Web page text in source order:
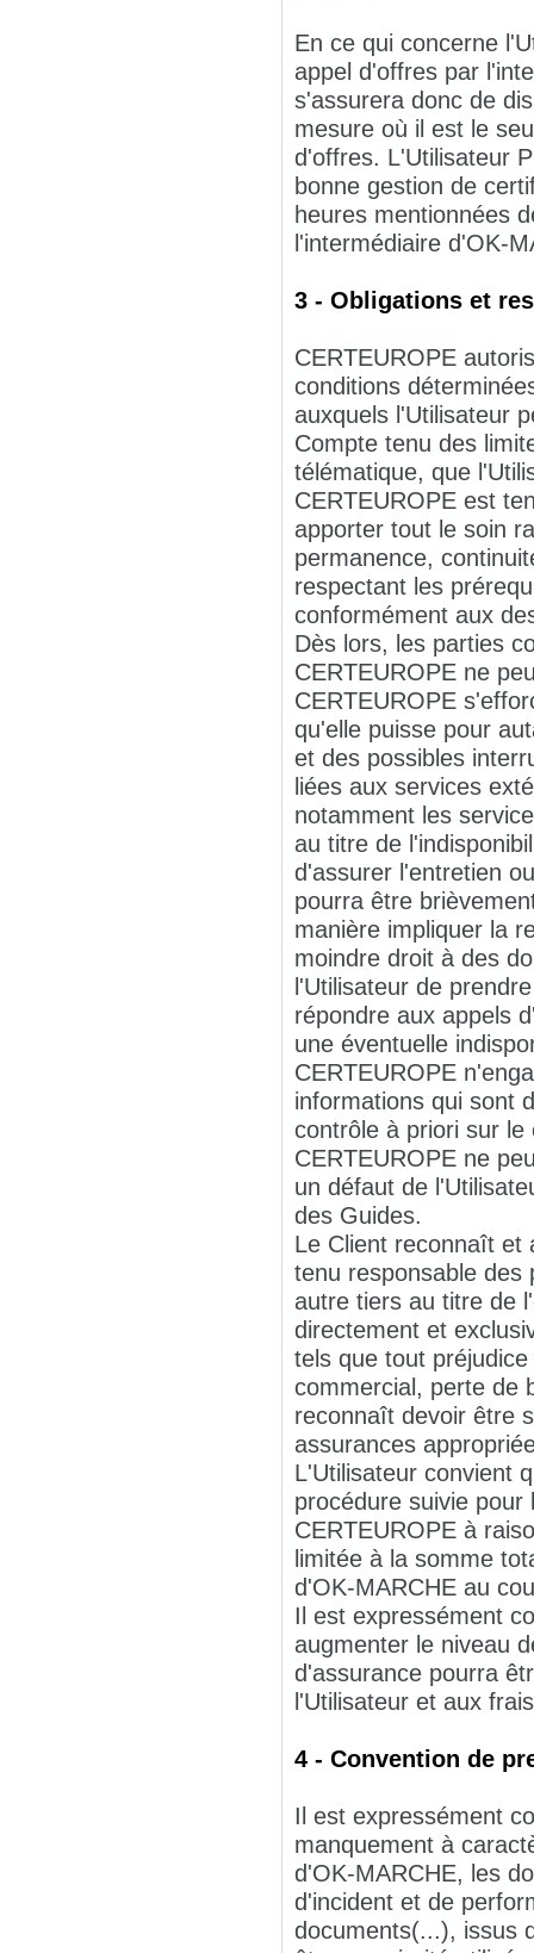
En ce qui concerne
appel d'offres par
s'assurera donc de
mesure où il est le
d'offres. L'Utilisateur
bonne gestion de
heures mentionnées
l'intermédiaire d'OK-
3 - Obligations et
CERTEUROPE
conditions
auxquels l'Utilisateur
Compte tenu des
télématique, que
CERTEUROPE est
apporter tout le soin
permanence,
respectant les
conformément aux
Dès lors, les parties
CERTEUROPE ne
CERTEUROPE
qu'elle puisse pour
et des possibles
liées aux services
notamment les
au titre de
d'assurer l'entretien
pourra être
manière impliquer la
moindre droit à des
l'Utilisateur de
répondre aux appels
une éventuelle
CERTEUROPE
informations qui sont
contrôle à priori sur
CERTEUROPE ne
un défaut de
des Guides.
Le Client reconnaît et
tenu responsable des
autre tiers au titre de
directement et
tels que tout
commercial, perte de
reconnaît devoir être
assurances
L'Utilisateur convient
procédure suivie
CERTEUROPE à
limitée à la somme
d'OK-MARCHE au
Il est expressément
augmenter le niveau
d'assurance pourra
l'Utilisateur et aux
4 - Convention de
Il est expressément
manquement à
d'OK-MARCHE, les
d'incident et de
documents(...), issus